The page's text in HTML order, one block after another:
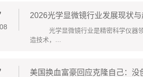
2026光学显微镜行业发展现状
光学显微镜行业是精密科学仪器领
造技术，...
美国换血富豪回应克隆自己：